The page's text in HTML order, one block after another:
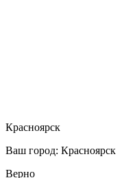
Красноярск
Ваш город: Красноярск
Верно